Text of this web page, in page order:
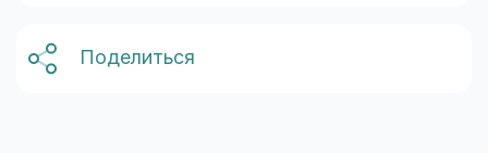
Поделиться